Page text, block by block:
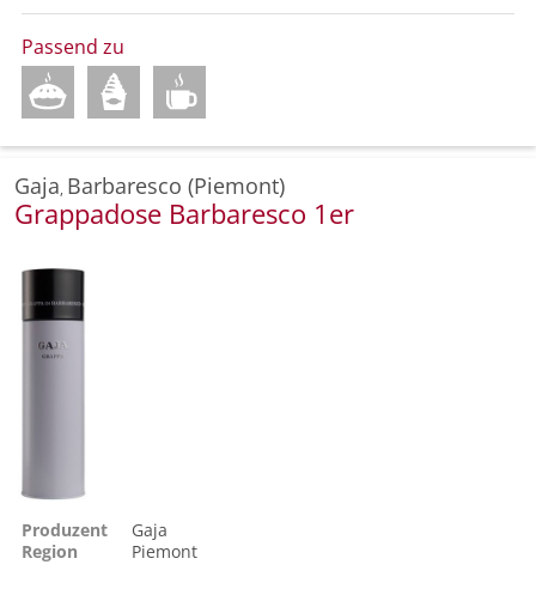
Passend zu
Gaja, Barbaresco (Piemont)
Grappadose Barbaresco 1er
Produzent
Gaja
Region
Piemont